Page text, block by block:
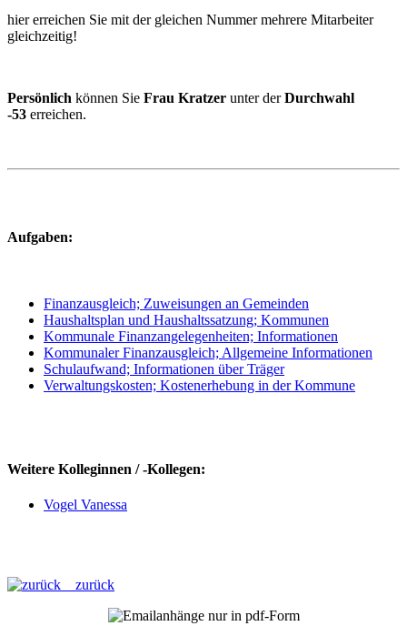
hier erreichen Sie mit der gleichen Nummer mehrere Mitarbeiter
gleichzeitig!
Persönlich können Sie Frau Kratzer unter derDurchwahl
-53 erreichen.
Aufgaben:
Finanzausgleich; Zuweisungen an Gemeinden
Haushaltsplan und Haushaltssatzung; Kommunen
Kommunale Finanzangelegenheiten; Informationen
Kommunaler Finanzausgleich; Allgemeine Informationen
Schulaufwand; Informationen über Träger
Verwaltungskosten; Kostenerhebung in der Kommune
Weitere Kolleginnen / -Kollegen:
Vogel Vanessa
zurück